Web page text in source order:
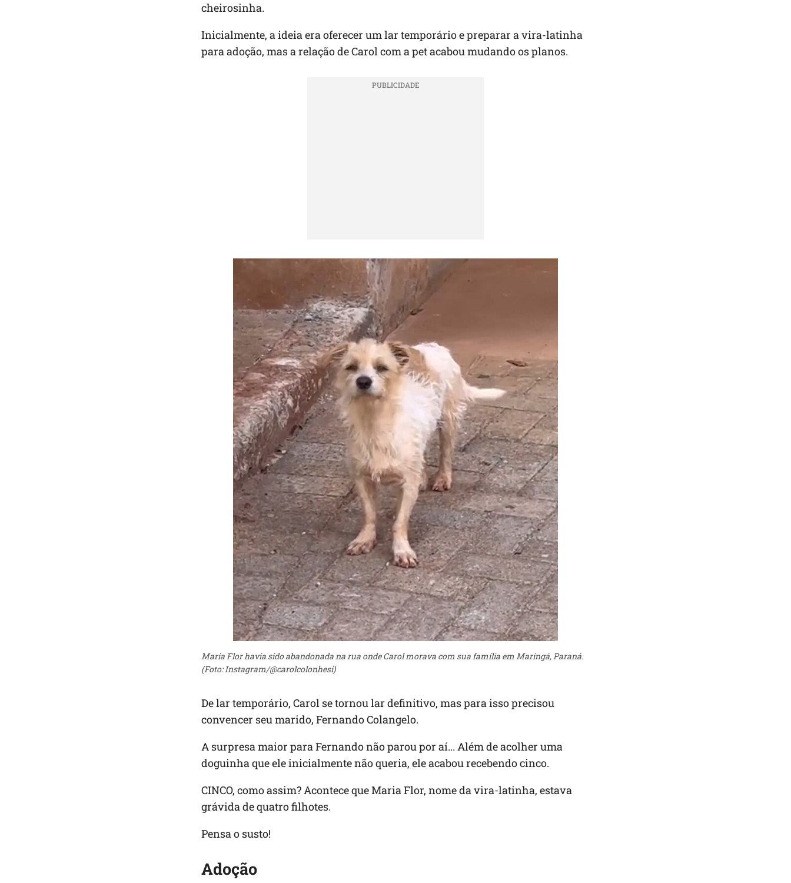
cheirosinha.
Inicialmente, a ideia era oferecer um lar temporário e preparar a vira-latinha
para adoção, mas a relação de Carol com a pet acabou mudando os planos.
Maria Flor havia sido abandonada na rua onde Carol morava com sua família em Maringá, Paraná.
(Foto: Instagram/@carolcolonhesi)
De lar temporário, Carol se tornou lar definitivo, mas para isso precisou
convencer seu marido, Fernando Colangelo.
A surpresa maior para Fernando não parou por aí... Além de acolher uma
doguinha que ele inicialmente não queria, ele acabou recebendo cinco.
CINCO, como assim? Acontece que Maria Flor, nome da vira-latinha, estava
grávida de quatro filhotes.
Pensa o susto!
Adoção